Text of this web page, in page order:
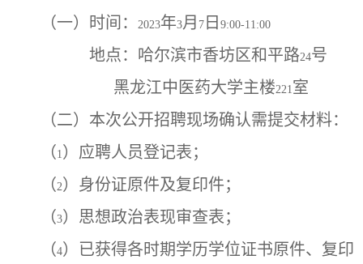
（一）时间：
2023年3月 7 日 9:00-11:00
地点：哈尔滨市香坊区和平路24号
黑龙江中医药大学主楼221室
（二）本次公开招聘现场确认需提交材料：
（ 1 ）应聘人员登记表；
（2）身份证原件及复印件；
（3）思想政治表现审查表；
（4）已获得各时期学历学位证书原件、复印